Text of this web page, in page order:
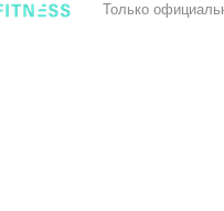
Только